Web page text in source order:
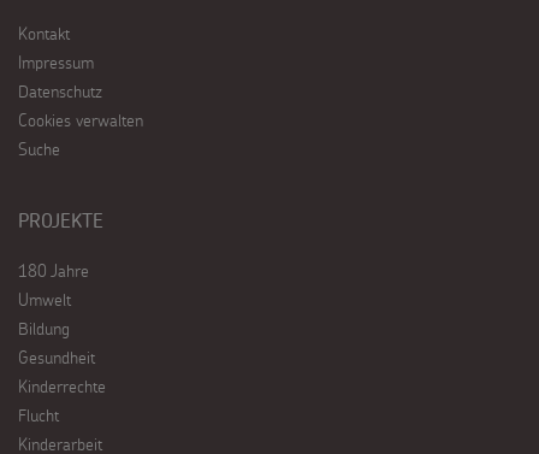
Kontakt
Impressum
Datenschutz
Cookies verwalten
Suche
PROJEKTE
180 Jahre
Umwelt
Bildung
Gesundheit
Kinderrechte
Flucht
Kinderarbeit